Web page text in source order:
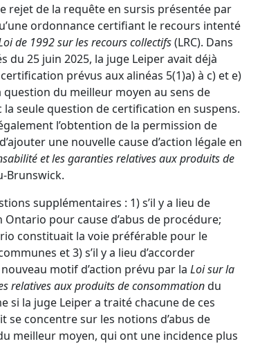
rejet de la requête en sursis présentée par
ordonnance certifiant le recours intenté
de 1992 sur les recours collectifs(LRC). Dans
du 25 juin 2025, la juge Leiper avait déjà
prévus aux alinéas 5(1)a) à c) et e)
question du meilleur moyen au sens de
la seule question de certification en suspens.
l’obtention de la permission de
une nouvelle cause d’action légale en
et les garanties relatives aux produits de
Brunswick.
supplémentaires : 1) s’il y a lieu de
pour cause d’abus de procédure;
constituait la voie préférable pour le
et 3) s’il y a lieu d’accorder
motif d’action prévu par la Loi sur la
relatives aux produits de consommationdu
si la juge Leiper a traité chacune de ces
se concentre sur les notions d’abus de
meilleur moyen, qui ont une incidence plus